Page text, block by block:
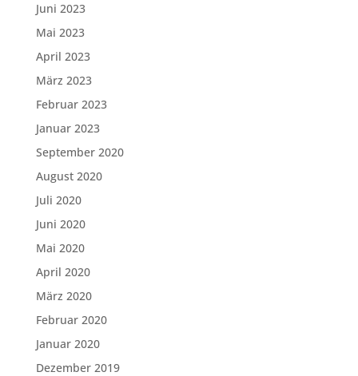
Juni 2023
Mai 2023
April 2023
März 2023
Februar 2023
Januar 2023
September 2020
August 2020
Juli 2020
Juni 2020
Mai 2020
April 2020
März 2020
Februar 2020
Januar 2020
Dezember 2019